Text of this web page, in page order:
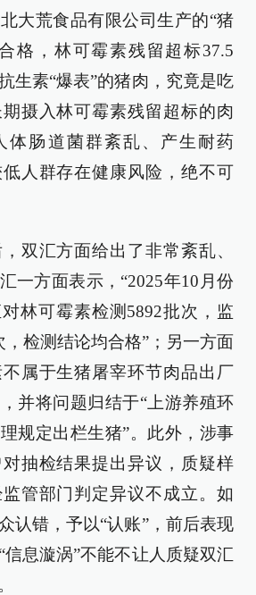
大荒食品有限公司生产的“猪
格，林可霉素残留超标37.5
生素“爆表”的猪肉，究竟是吃
摄入林可霉素残留超标的肉
体肠道菌群紊乱、产生耐药
人群存在健康风险，绝不可
双汇方面给出了非常紊乱、
一方面表示，“2025年10月份
林可霉素检测5892批次，监
检测结论均合格”；另一方面
属于生猪屠宰环节肉品出厂
并将问题归结于“上游养殖环
规定出栏生猪”。此外，涉事
抽检结果提出异议，质疑样
管部门判定异议不成立。如
认错，予以“认账”，前后表现
信息漩涡”不能不让人质疑双汇